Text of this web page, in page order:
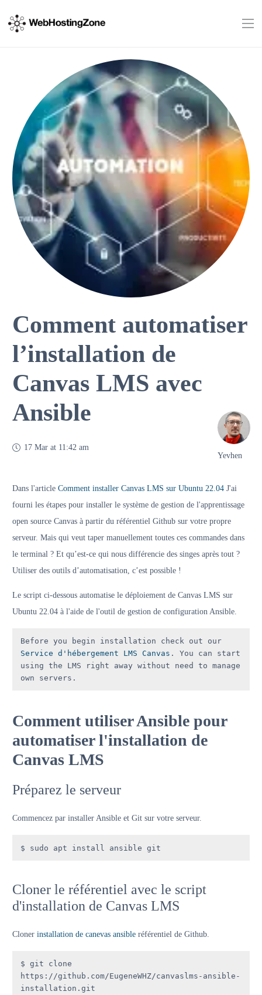
Comment automatiser
l’installation de
Canvas LMS avec
Ansible
17 Mar at 11:42 am
Yevhen
Dans l'article Comment installer Canvas LMS sur Ubuntu 22.04 J'ai
fourni les étapes pour installer le système de gestion de l'apprentissage
open source Canvas à partir du référentiel Github sur votre propre
serveur. Mais qui veut taper manuellement toutes ces commandes dans
le terminal ? Et qu’est-ce qui nous différencie des singes après tout ?
Utiliser des outils d’automatisation, c’est possible !
Le script ci-dessous automatise le déploiement de Canvas LMS sur
Ubuntu 22.04 à l'aide de l'outil de gestion de configuration Ansible.
Service d'hébergement LMS Canvas . You can start
using the LMS right away without need to manage
own servers.
Comment utiliser Ansible pour
automatiser l'installation de
Canvas LMS
Préparez le serveur
Commencez par installer Ansible et Git sur votre serveur.
$ sudo apt install ansible git
Cloner le référentiel avec le script
d'installation de Canvas LMS
Cloner installation de canevas ansible référentiel de Github.
$ git clone
https://github.com/EugeneWHZ/canvaslms-ansible-
installation.git